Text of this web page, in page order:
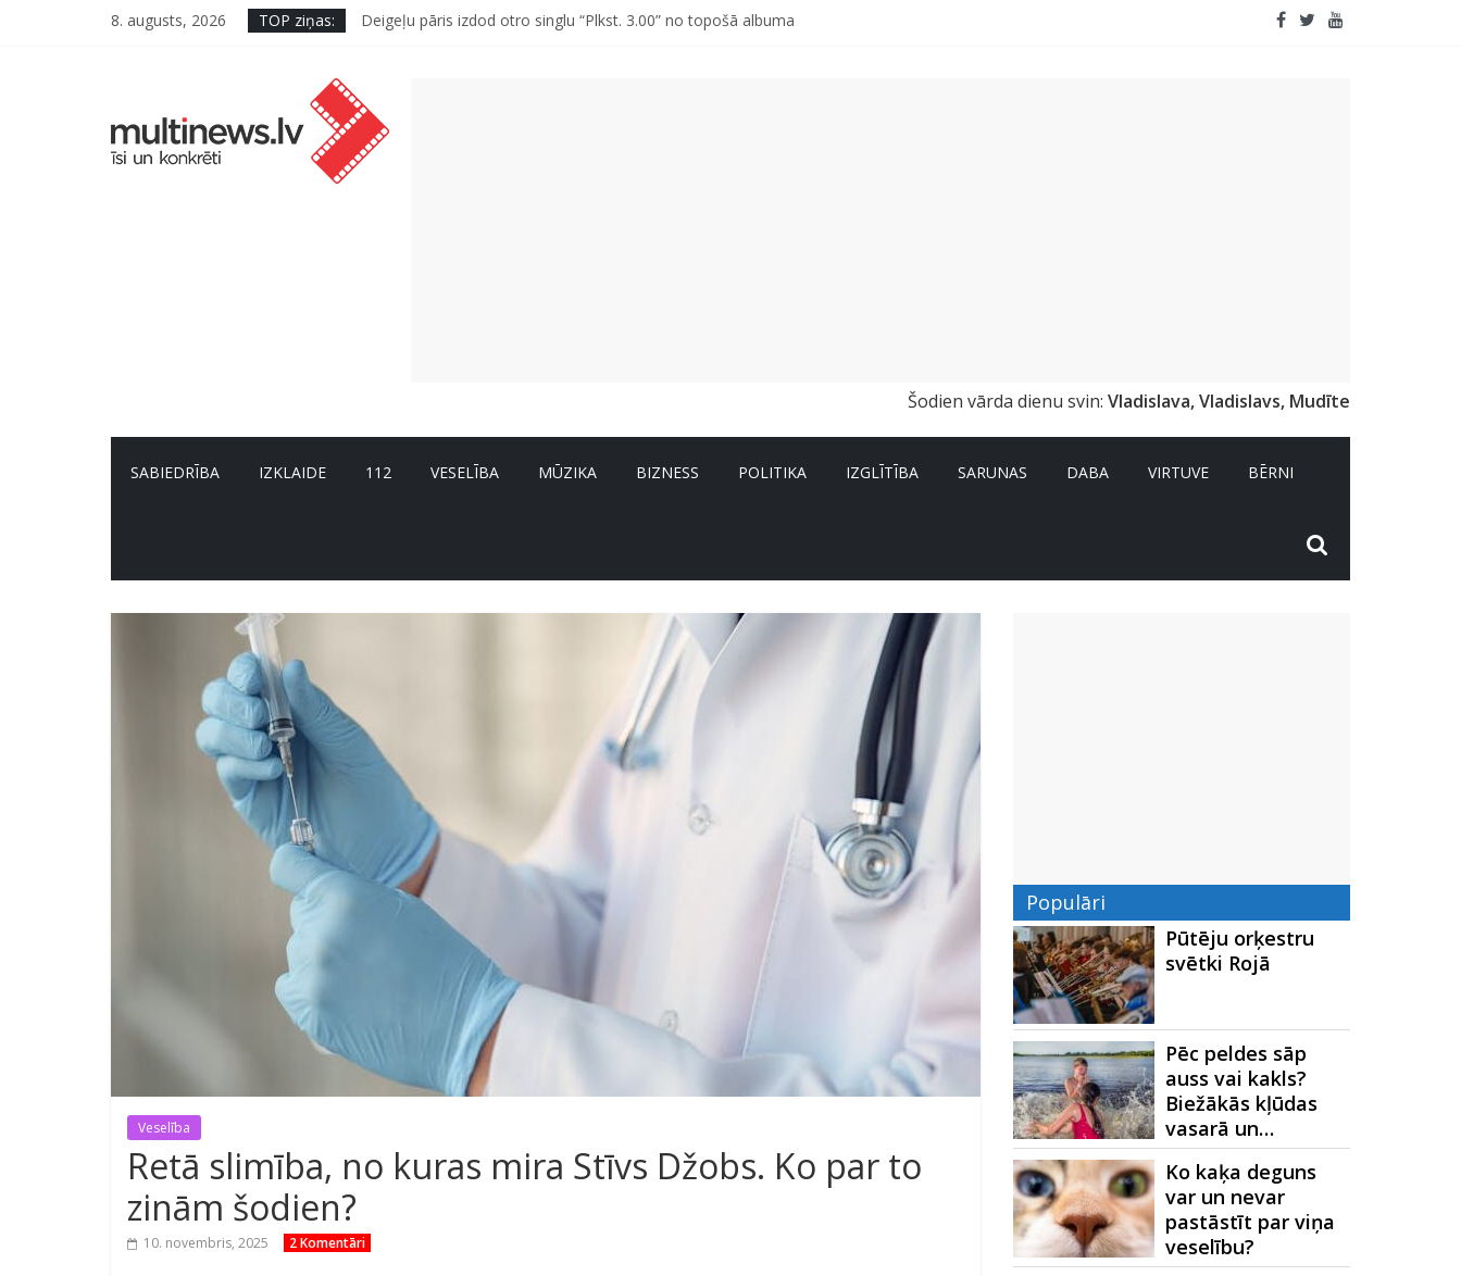
8. augusts, 2026 TOP ziņas:
Deigeļu pāris izdod otro singlu “Plkst. 3.00” no topošā albuma
“Virši” neto peļņa pirmajā pusgadā sasniedz 4,2 miljonus eiro
Šodien vārda dienu svin: Vladislava, Vladislavs, Mudīte
SABIEDRĪBA IZKLAIDE 112 VESELĪBA MŪZIKA BIZNESS POLITIKA IZGLĪTĪBA SARUNAS DABA VIRTUVE BĒRNI
Veselība
Retā slimība, no kuras mira Stīvs Džobs. Ko par to
zinām šodien?
10. novembris, 2025 2 Komentāri
Populāri
Pūtēju orķestru
svētki Rojā
Pēc peldes sāp
auss vai kakls?
Biežākās kļūdas
vasarā un…
Ko kaķa deguns
var un nevar
pastāstīt par viņa
veselību?